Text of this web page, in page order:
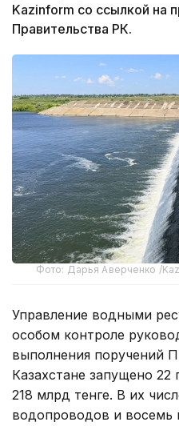
Kazinform со ссылкой на
Правительства РК.
Фото: Дарья Аверченко /
Управление водными
особом контроле
выполнения поручений
Казахстане запущено 22
218 млрд тенге. В их
водопроводов и восемь